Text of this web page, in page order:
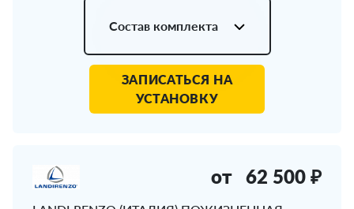
Состав комплекта
ЗАПИСАТЬСЯ НА
УСТАНОВКУ
от 62 500 ₽